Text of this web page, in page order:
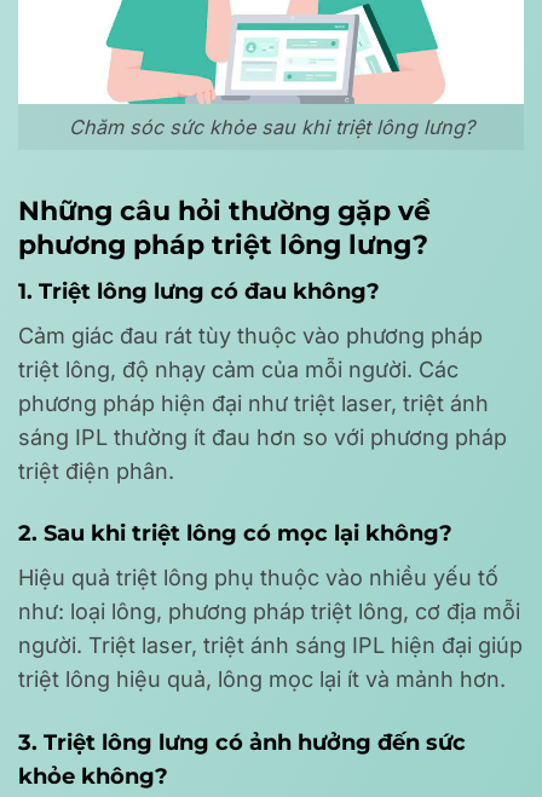
Chăm sóc sức khỏe sau khi triệt lông lưng?
Những câu hỏi thường gặp về
phương pháp triệt lông lưng?
1. Triệt lông lưng có đau không?
Cảm giác đau rát tùy thuộc vào phương pháp
triệt lông, độ nhạy cảm của mỗi người. Các
phương pháp hiện đại như triệt laser, triệt ánh
sáng IPL thường ít đau hơn so với phương pháp
triệt điện phân.
2. Sau khi triệt lông có mọc lại không?
Hiệu quả triệt lông phụ thuộc vào nhiều yếu tố
như: loại lông, phương pháp triệt lông, cơ địa mỗi
người. Triệt laser, triệt ánh sáng IPL hiện đại giúp
triệt lông hiệu quả, lông mọc lại ít và mảnh hơn.
3. Triệt lông lưng có ảnh hưởng đến sức
khỏe không?